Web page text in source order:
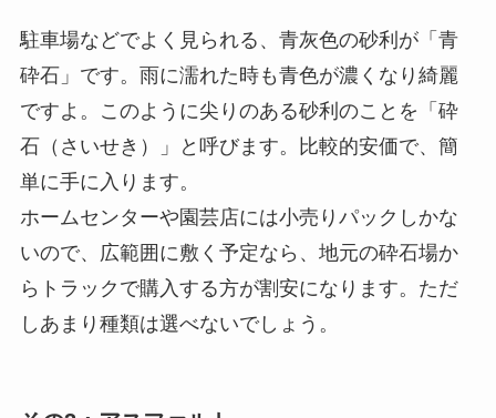
駐車場などでよく見られる、青灰色の砂利が「青
砕石」です。雨に濡れた時も青色が濃くなり綺麗
ですよ。このように尖りのある砂利のことを「砕
石（さいせき）」と呼びます。比較的安価で、簡
単に手に入ります。
ホームセンターや園芸店には小売りパックしかな
いので、広範囲に敷く予定なら、地元の砕石場か
らトラックで購入する方が割安になります。ただ
しあまり種類は選べないでしょう。